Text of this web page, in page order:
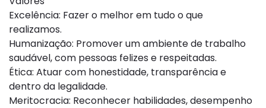
Excelência: Fazer o melhor em tudo o que
realizamos.
Humanização: Promover um ambiente de trabalho
saudável, com pessoas felizes e respeitadas.
Ética: Atuar com honestidade, transparência e
dentro da legalidade.
Meritocracia: Reconhecer habilidades, desempenho